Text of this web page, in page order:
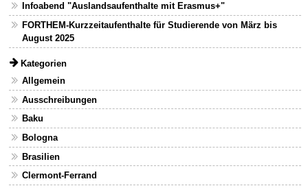
Infoabend "Auslandsaufenthalte mit Erasmus+"
FORTHEM-Kurzzeitaufenthalte für Studierende von März bis
August 2025
Kategorien
Allgemein
Ausschreibungen
Baku
Bologna
Brasilien
Clermont-Ferrand